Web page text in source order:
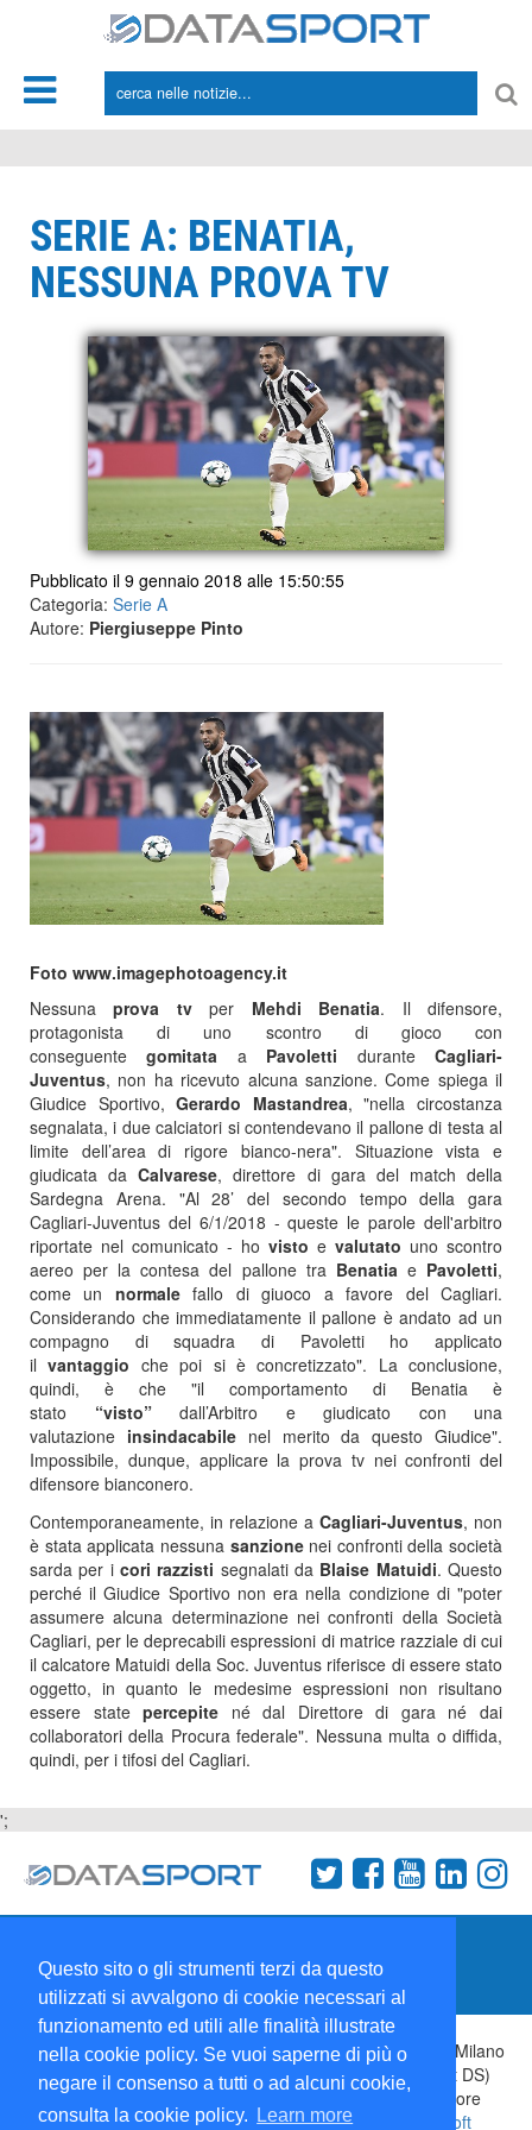
Questo sito o gli strumenti terzi da questo
utilizzati si avvalgono di cookie necessari al
funzionamento ed utili alle finalità illustrate
nella cookie policy. Se vuoi saperne di più o
negare il consenso a tutti o ad alcuni cookie,
consulta la cookie policy.
Learn more
SERIE A: BENATIA,
NESSUNA PROVA TV
Pubblicato il 9 gennaio 2018 alle 15:50:55
Categoria: Serie A
Autore: Piergiuseppe Pinto
Foto www.imagephotoagency.it
Nessunaprova tvper Mehdi Benatia. Il difensore,
protagonista di uno scontro di gioco con
conseguentegomitata a Pavoletti duranteCagliari-
Juventus, non ha ricevuto alcuna sanzione. Come spiega il
Giudice Sportivo,Gerardo Mastandrea, "nella circostanza
segnalata, i due calciatori si contendevano il pallone di testa al
limite dell’area di rigore bianco-nera". Situazione vista e
giudicata daCalvarese, direttore di gara del match della
Sardegna Arena. "Al 28’ del secondo tempo della gara
Cagliari-Juventus del 6/1/2018 - queste le parole dell'arbitro
riportate nel comunicato - ho visto e valutato uno scontro
aereo per la contesa del pallone tra Benatia e Pavoletti,
come un normalefallo di giuoco a favore del Cagliari.
Considerando che immediatamente il pallone è andato ad un
compagno di squadra di Pavoletti ho applicato
ilvantaggio che poi si è concretizzato". La conclusione,
quindi, è che "il comportamento di Benatia è
stato “visto”dall’Arbitro e giudicato con una
valutazione insindacabile nel merito da questo Giudice".
Impossibile, dunque, applicare la prova tv nei confronti del
difensore bianconero.
Contemporaneamente, in relazione a Cagliari-Juventus, non
è stata applicata nessuna sanzione nei confronti della società
sarda per i cori razzisti segnalati da Blaise Matuidi. Questo
perché il Giudice Sportivo non era nella condizione di "poter
assumere alcuna determinazione nei confronti della Società
Cagliari, per le deprecabili espressioni di matrice razziale di cui
il calcatore Matuidi della Soc. Juventus riferisce di essere stato
oggetto, in quanto le medesime espressioni non risultano
essere statepercepite né dal Direttore di gara né dai
collaboratori della Procura federale". Nessuna multa o diffida,
quindi, per i tifosi del Cagliari.
';
Collabora con noi
Copyright 1995-2026 © Wise Srl Via Palmanova 8 20132 Milano
Italia - P. IVA 09072090963 | ISSN: 2499-2925 (DataSport DS)
Informazioni e richieste di pubblicità:Commerciale| Direttore
Responsabile:Sergio Angelo Chiesa| Developed By: P-Soft